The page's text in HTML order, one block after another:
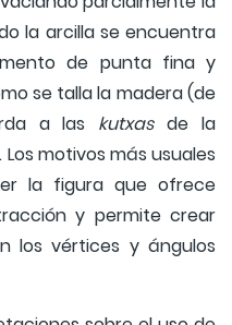
la arcilla se encuentra
de punta fina y
se talla la madera (de
a las kutxasde la
motivos más usuales
la figura que ofrece
y permite crear
los vértices y ángulos